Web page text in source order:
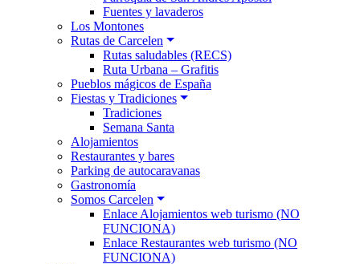
Fuentes y lavaderos
Los Montones
Rutas de Carcelen
Rutas saludables (RECS)
Ruta Urbana – Grafitis
Pueblos mágicos de España
Fiestas y Tradiciones
Tradiciones
Semana Santa
Alojamientos
Restaurantes y bares
Parking de autocaravanas
Gastronomía
Somos Carcelen
Enlace Alojamientos web turismo (NO
FUNCIONA)
Enlace Restaurantes web turismo (NO
FUNCIONA)